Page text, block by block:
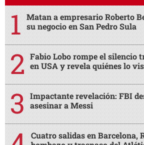
Matan a empresario Roberto
su negocio en San Pedro Sula
Fabio Lobo rompe el silencio
en USA y revela quiénes lo
Impactante revelación: FBI
asesinar a Messi
Cuatro salidas en Barcelona,